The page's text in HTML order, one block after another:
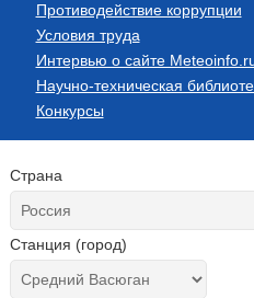
Противодействие коррупции
Условия труда
Интервью о сайте
Научно-техническая
Конкурсы
Страна
Станция (город)